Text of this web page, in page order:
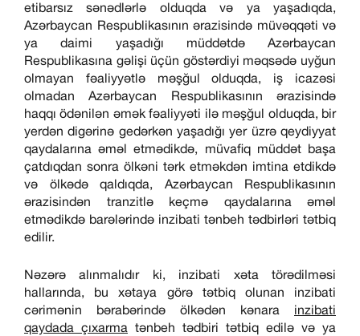
etibarsız sənədlərlə olduqda və ya yaşadıqda,
Azərbaycan Respublikasının ərazisində müvəqqəti və
ya daimi yaşadığı müddətdə Azərbaycan
Respublikasına gəlişi üçün göstərdiyi məqsədə uyğun
olmayan fəaliyyətlə məşğul olduqda, iş icazəsi
olmadan Azərbaycan Respublikasının ərazisində
haqqı ödənilən əmək fəaliyyəti ilə məşğul olduqda, bir
yerdən digərinə gedərkən yaşadığı yer üzrə qeydiyyat
qaydalarına əməl etmədikdə, müvafiq müddət başa
çatdıqdan sonra ölkəni tərk etməkdən imtina etdikdə
və ölkədə qaldıqda, Azərbaycan Respublikasının
ərazisindən tranzitlə keçmə qaydalarına əməl
etmədikdə barələrində inzibati tənbeh tədbirləri tətbiq
edilir.
Nəzərə alınmalıdır ki, inzibati xəta törədilməsi
hallarında, bu xətaya görə tətbiq olunan inzibati
cərimənin bərabərində ölkədən kənara inzibati
qaydada çıxarma tənbeh tədbiri tətbiq edilə və ya